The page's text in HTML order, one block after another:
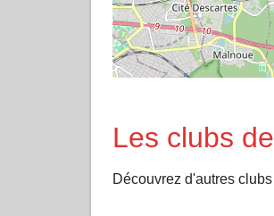
Les clubs
Découvrez d'autres